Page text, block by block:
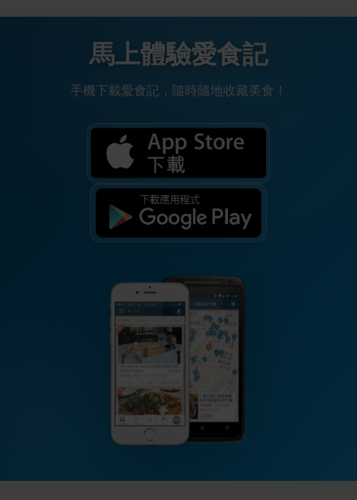
馬上體驗愛食記
手機下載愛食記，隨時隨地收藏美食！